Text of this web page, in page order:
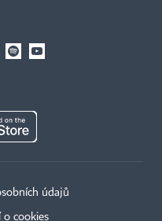
údajů
o cookies